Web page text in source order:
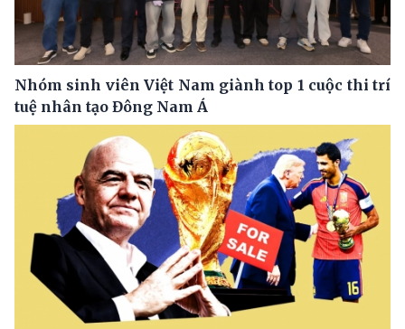
Nhóm sinh viên Việt Nam giành top 1 cuộc thi trí
tuệ nhân tạo Đông Nam Á